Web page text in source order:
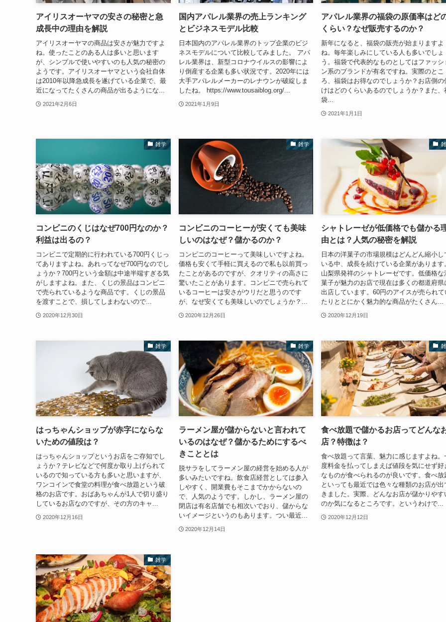
アイリスオーヤマの安さの秘密と急
成長中の理由を解説
アイリスオーヤマの商品は安さが魅力ですよ
ね。使ったことのある人は多いと思います
が、シンプルで使いやすいのも人気の秘密の
ようです。アイリスオーヤマという会社自体
は2010年以降急成長を遂げている企業で、最
近になってたくさんの商品が出るようにな...
2021年2月6日
国内アパレル業界の売上ランキング
とビジネスモデル比較
日本国内のアパレル業界のトップ企業のビジ
ネスモデルについて比較してみました。 アパ
レル業界は、新型コロナウイルスの影響によ
り倒産する企業も多い状況です。2020年には
大手アパレルメーカーのレナウンが破綻しま
したね。 https://www.tousaiblog.org/...
2021年1月9日
アパレル業界の福袋の原価率はど
くらい？なぜ販売するのか？
新年になると、福袋の販売が始まりますよ
ね。毎年楽しみにしている人も多いでしょ
う。福袋で代表的なものとしてはファッシ
ン系のブランドが有名ですね。実際のとこ
ろ、福袋はお得なのでしょうか？お店側の
けはどのくらいあるのでしょうか？また、
袋...
2021年1月1日
雑学
コンビニのくじはなぜ700円なのか？
利益は出るの？
コンビニで定期的に行われている700円くじっ
てありますよね。あれってなぜ700円なのでし
ょうか？700円という金額は中途半端すぎる気
がしますよね。また、くじの景品はコンビニ
で売られているような商品です。くじの景品
を渡すことで、損してしまわないので...
2020年12月30日
雑学
コンビニのコーヒーが安くても美味
しいのはなぜ？儲かるのか？
コンビニのコーヒーって美味しいですよね。
価格も安くて手軽に買えるので私も以前買っ
たことがあるのですが、クオリティの高さに
驚いたことがあります。コンビニで売られて
いるコーヒーは安さがウリだと思うのです
が、なぜ安くても美味しいのでしょうか？...
2020年12月26日
シャトレーゼが低価格でも儲かる
由とは？人気の秘密を解説
日本の洋菓子の市場規模はどんどん縮小し
いる中、成長を続けている企業があります
山梨県発祥のシャトレーゼです。低価格な
菓子が魅力のお店で現在は多くの都道府県
出店しています。60円のアイスが売られて
たりととにかく魅力的な商品がたくさん...
2020年12月19日
雑学
はっちゃんショップが赤字にならな
いための値段は？
はっちゃんショップというお店をご存知でし
ょうか？テレビなどで何度か取り上げられて
いるので知っている方も多いと思いますが、
ワンコインで食堂の料理が食べ放題という破
格のお店です。おばあちゃんが1人で切り盛り
しているお店なのですが、その方のキャ...
2020年12月16日
雑学
ラーメン屋が儲からないと言われて
いるのはなぜ？儲かるためにするべ
きこととは
脱サラをしてラーメン屋の経営を始める人が
多いみたいですね。飲食店経営としては参入
しやすく、開業費もそこまでかからないの
で、人気のようです。しかし、ラーメン屋の
閉店は有名店舗でも相次いでおり、儲からな
いイメージというのもあります。つい最近...
2020年12月14日
食べ放題で儲かるお店ってどんな
店？特徴は？
食べ放題って言葉、魅力に感じますよね。
度料金を払ってしまえば値段を気にせず好
なものが食べられるのが良いです。食べ放
といっても最近では色々な種類のお店が出
きました。実際、どんなお店が儲かりやす
のか気になるところです。というわけで...
2020年12月12日
雑学